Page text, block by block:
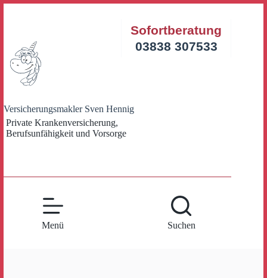
Versicherungsmakler Sven Hennig
Private Krankenversicherung,
Berufsunfähigkeit und Vorsorge
Sofortberatung
03838 307533
Menü Suchen